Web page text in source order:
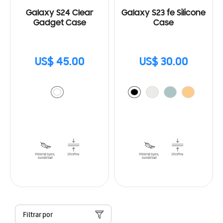
Galaxy S24 Clear
Gadget Case
US$ 45.00
Galaxy S23 fe Silicone
Case
US$ 30.00
Filtrar por